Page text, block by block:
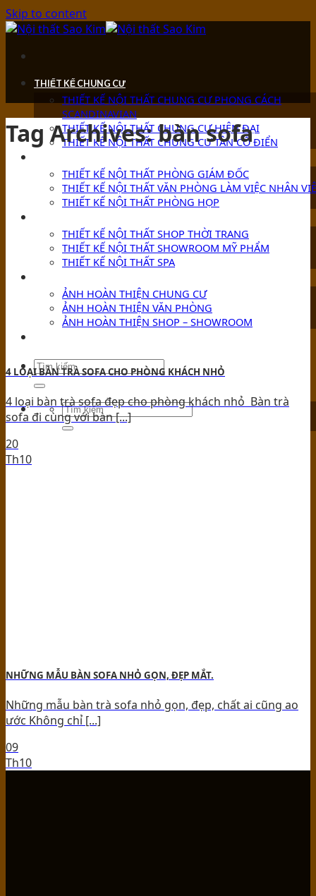
Skip to content
THIẾT KẾ CHUNG CƯ
THIẾT KẾ NỘI THẤT CHUNG CƯ PHONG CÁCH
SCANDINAVIAN
THIẾT KẾ NỘI THẤT CHUNG CƯ HIỆN ĐẠI
THIẾT KẾ NỘI THẤT CHUNG CƯ TÂN CỔ ĐIỂN
THIẾT KẾ NỘI THẤT PHÒNG GIÁM ĐỐC
THIẾT KẾ NỘI THẤT VĂN PHÒNG LÀM VIỆC NHÂN
THIẾT KẾ NỘI THẤT PHÒNG HỌP
THIẾT KẾ NỘI THẤT SHOP THỜI TRANG
THIẾT KẾ NỘI THẤT SHOWROOM MỸ PHẨM
THIẾT KẾ NỘI THẤT SPA
ẢNH HOÀN THIỆN CHUNG CƯ
ẢNH HOÀN THIỆN VĂN PHÒNG
ẢNH HOÀN THIỆN SHOP – SHOWROOM
Tag Archives:bàn sofa
4 LOẠI BÀN TRÀ SOFA CHO PHÒNG KHÁCH NHỎ
4 loại bàn trà sofa đẹp cho phòng khách nhỏ Bàn trà
sofa đi cùng với bàn [...]
20
Th10
NHỮNG MẪU BÀN SOFA NHỎ GỌN, ĐẸP MẮT.
Những mẫu bàn trà sofa nhỏ gọn, đẹp, chất ai cũng ao
ước Không chỉ [...]
09
Th10